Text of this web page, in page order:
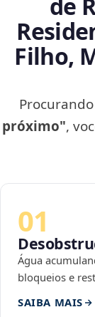
de
Filho,
Procurando
próximo",
01
Água
bloqueios e
SAIBA MAIS